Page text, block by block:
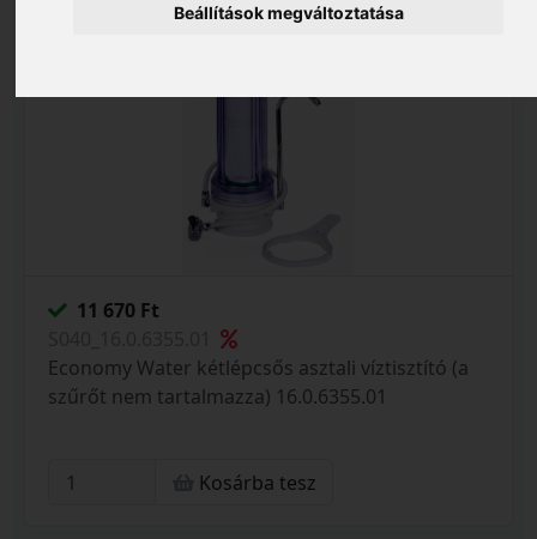
Beállítások megváltoztatása
11 670 Ft
Economy Water kétlépcsős asztali víztisztító (a
szűrőt nem tartalmazza) 16.0.6355.01
Kosárba tesz